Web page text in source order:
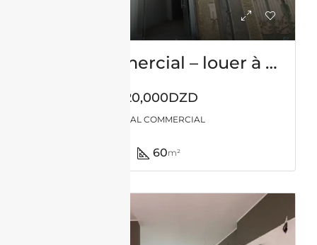
Local commercial – louer à Bel-air-Oran
120,000DZD
LOCAL COMMERCIAL
60m²